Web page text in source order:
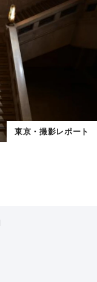
東京・撮影レポート